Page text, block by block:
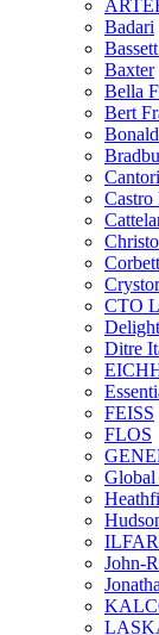
Badari
Baxter
Bella
Bert
Cantori
Corbett
CTO
Ditre
FEISS
FLOS
John-